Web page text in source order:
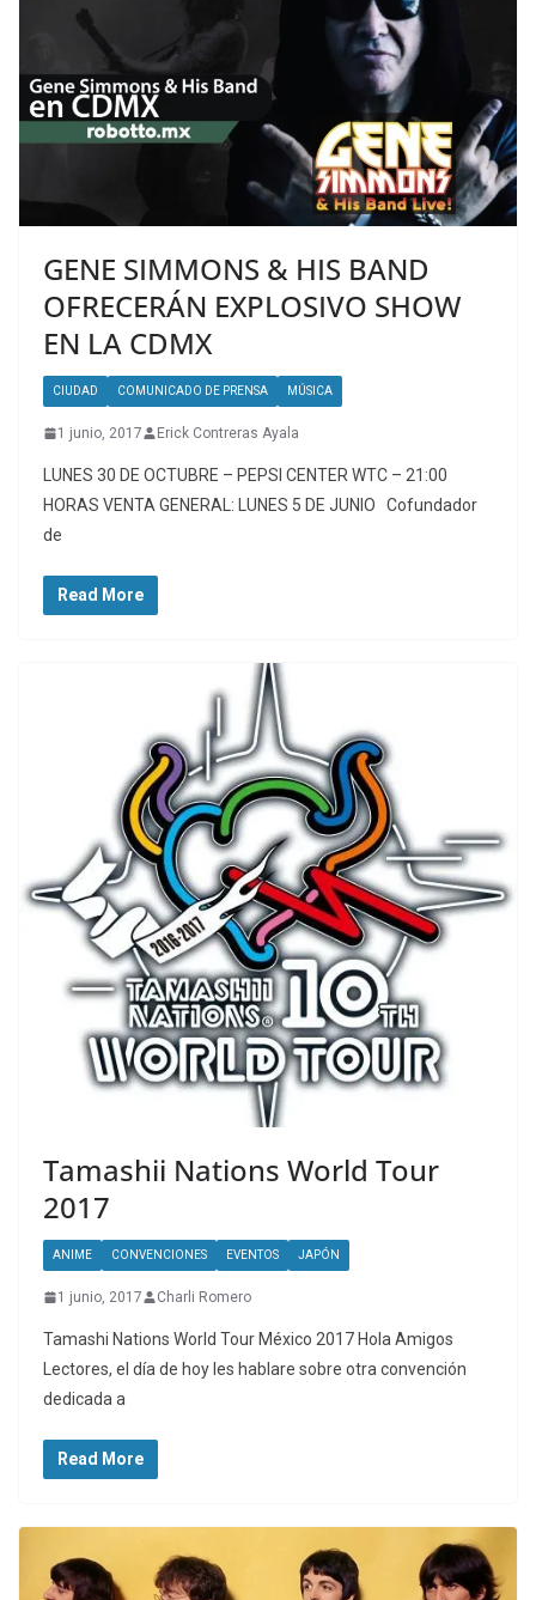
GENE SIMMONS & HIS BAND
OFRECERÁN EXPLOSIVO SHOW
EN LA CDMX
CIUDAD COMUNICADO DE PRENSA MÚSICA
1 junio, 2017 Erick Contreras Ayala
LUNES 30 DE OCTUBRE – PEPSI CENTER WTC – 21:00
HORAS VENTA GENERAL: LUNES 5 DE JUNIO Cofundador
de
Read More
Tamashii Nations World Tour
2017
ANIME CONVENCIONES EVENTOS JAPÓN
1 junio, 2017 Charli Romero
Tamashi Nations World Tour México 2017 Hola Amigos
Lectores, el día de hoy les hablare sobre otra convención
dedicada a
Read More